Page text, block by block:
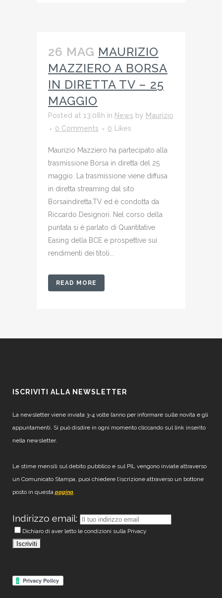
26 MAG MAURIZIO
MAZZIERO A BORSA
IN DIRETTA TV – 25
MAGGIO
Posted at 13:08h in News by Maurizio
0 Comments
0 Likes
Maurizio Mazziero ha partecipato alla
trasmissione Borsa in diretta del 25
maggio. La trasmissione viene diffusa
in diretta streaming dal sito
Borsaindiretta.TV ed è condotta da
Riccardo Designori. Nel corso della
puntata si è parlato di Quantitative
Easing della BCE e prospettive sui
rendimenti dei titoli...
READ MORE
ISCRIVITI ALLA NEWSLETTER
La newsletter viene inviata 3-4 volte l’anno per informare sulle novità e gli
appuntamenti. Si può disdire in ogni momento cliccando sul link inserito
nella newsletter.
Le stime mensili sul debito pubblico e sul PIL vengono inviate attraverso
un Comunicato Stampa, puoi chiedere l’iscrizione attraverso un bottone
posto in questa pagina.
Indirizzo email:
Dichiaro di aver letto le condizioni sulla Privacy